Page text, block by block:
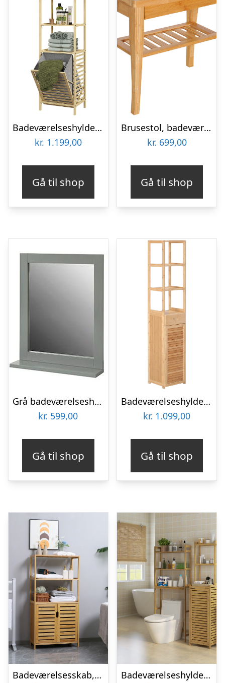
Badeværelseshylde med vasketøjskurv, 3 hylder, bambusramme, 44x33x160cm, naturlig
kr. 1.199,00
Gå til shop
Brusestol, badeværelsesstol med hylde, brusesæde, brusestol, badeværelsesstol, badeværelseshylde, bambus, 47,5 x 26 x 44,5 cm, naturlig
kr. 699,00
Gå til shop
Grå badeværelseshylde med spejl
kr. 599,00
Gå til shop
Badeværelseshylde, 3 åbne rum, skuffe, lameldør, bambus, 32 x 30 x 163 cm
kr. 1.099,00
Gå til shop
Badeværelsesskab, badeværelseskommode med lameldøre, badeværelseshylde, bambustræ, naturtræ
Badeværelseshylde, 3 hylder, 1 skab, 38,5 cm x 33 cm x 170 cm, natur